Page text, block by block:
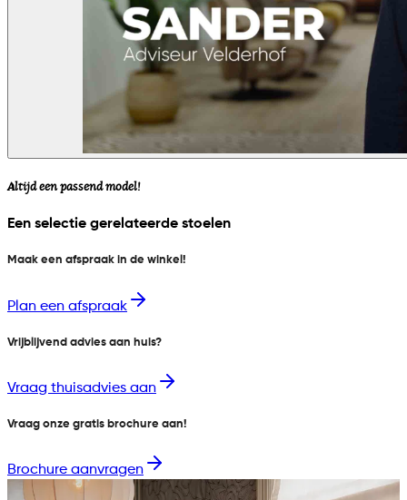
Altijd een passend model!
Een selectie gerelateerde stoelen
Maak een afspraak in de winkel!
Plan een afspraak
Vrijblijvend advies aan huis?
Vraag thuisadvies aan
Vraag onze gratis brochure aan!
Brochure aanvragen